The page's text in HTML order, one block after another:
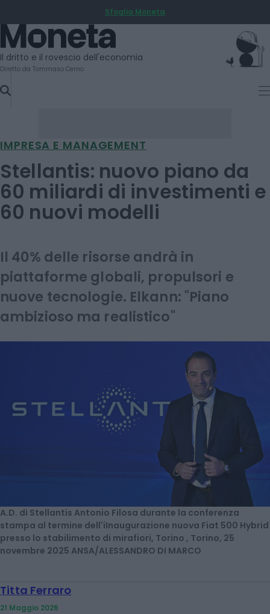
TO
CONTENT
Sfoglia Moneta
Moneta
Il dritto e il rovescio dell'economia
Diretto da Tommaso Cerno
IMPRESA E MANAGEMENT
Stellantis: nuovo piano da
60 miliardi di investimenti e
60 nuovi modelli
Il 40% delle risorse andrà in
piattaforme globali, propulsori e
nuove tecnologie. Elkann: "Piano
ambizioso ma realistico"
A.D. di Stellantis Antonio Filosa durante la conferenza
stampa al termine dell'iInaugurazione nuova Fiat 500 Hybrid
presso lo stabilimento di mirafiori, Torino , Torino, 25
novembre 2025 ANSA/ALESSANDRO DI MARCO
Titta Ferraro
21 Maggio 2026